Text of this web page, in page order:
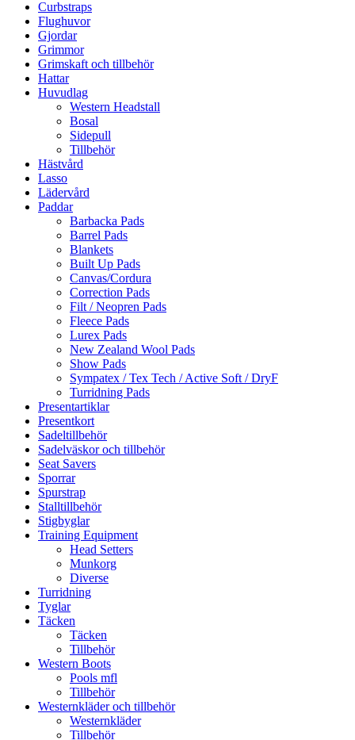
Curbstraps
Flughuvor
Gjordar
Grimmor
Grimskaft och tillbehör
Hattar
Huvudlag
Western Headstall
Bosal
Sidepull
Tillbehör
Hästvård
Lasso
Lädervård
Paddar
Barbacka Pads
Barrel Pads
Blankets
Built Up Pads
Canvas/Cordura
Correction Pads
Filt / Neopren Pads
Fleece Pads
Lurex Pads
New Zealand Wool Pads
Show Pads
Sympatex / Tex Tech / Active Soft / DryF
Turridning Pads
Presentartiklar
Presentkort
Sadeltillbehör
Sadelväskor och tillbehör
Seat Savers
Sporrar
Spurstrap
Stalltillbehör
Stigbyglar
Training Equipment
Head Setters
Munkorg
Diverse
Turridning
Tyglar
Täcken
Täcken
Tillbehör
Western Boots
Pools mfl
Tillbehör
Westernkläder och tillbehör
Westernkläder
Tillbehör